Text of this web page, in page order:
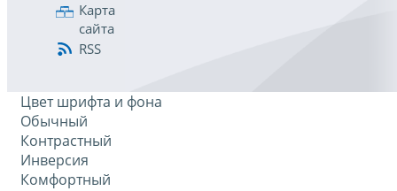
Карта
сайта
RSS
Цвет шрифта и фона
Обычный
Контрастный
Инверсия
Комфортный